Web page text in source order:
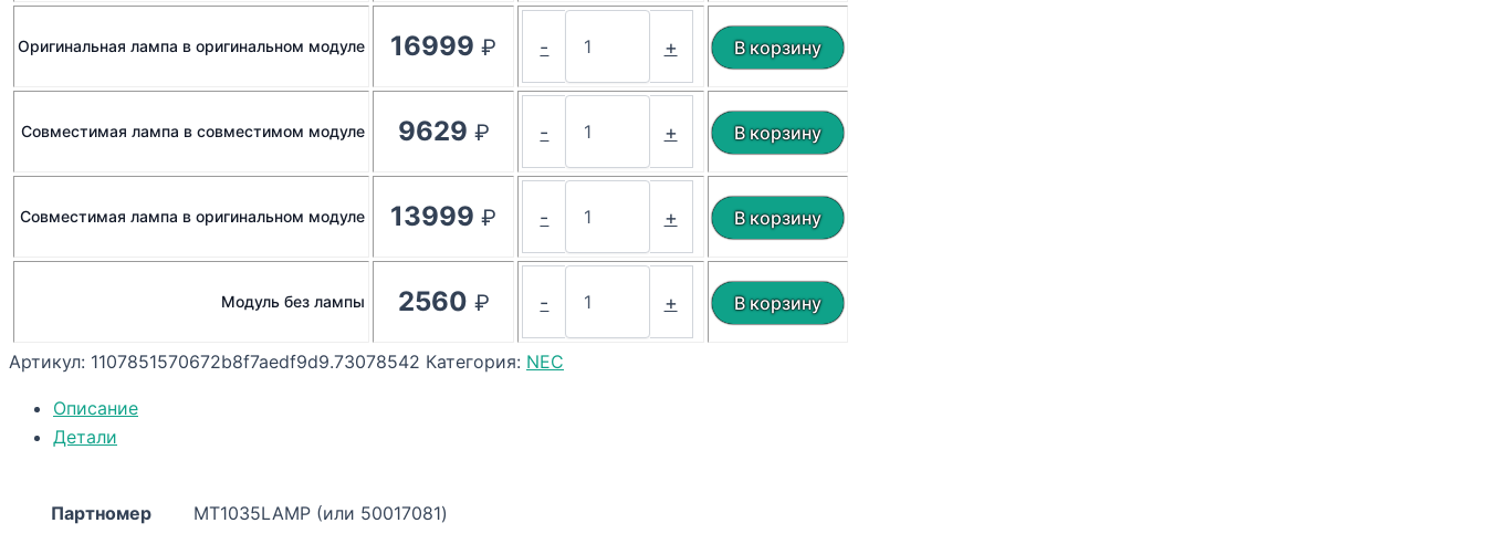
Оригинальная лампа в оригинальном модуле 16999 ₽ - +
Совместимая лампа в совместимом модуле 9629 ₽ - +
Совместимая лампа в оригинальном модуле 13999 ₽ - +
Модуль без лампы 2560 ₽ - +
Артикул: 1107851570672b8f7aedf9d9.73078542 Категория: NEC
Описание
Детали
Партномер MT1035LAMP (или 50017081)